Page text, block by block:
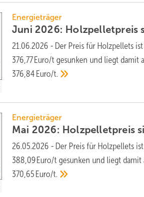
Energieträger
Juni 2026: Holzpellet­preis
21.06.2026 - Der Preis für Holz­pellets
376,77 Euro/t ge­sunken und liegt
376,84 Euro/t.
Energieträger
Mai 2026: Holzpellet­preis
26.05.2026 - Der Preis für Holz­pellets
388,09 Euro/t ge­sunken und liegt
370,65 Euro/t.